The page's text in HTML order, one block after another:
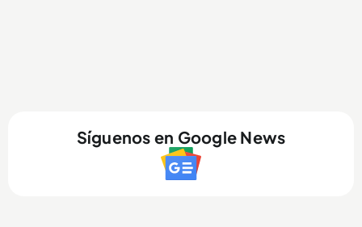
Síguenos en Google News